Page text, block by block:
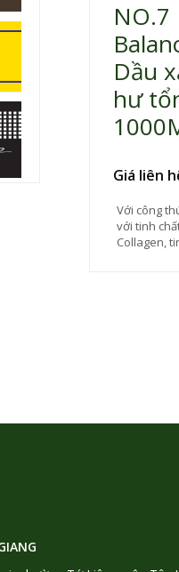
NO.7
Dầu
hư
Giá liên
Với công
với tinh
Collagen,